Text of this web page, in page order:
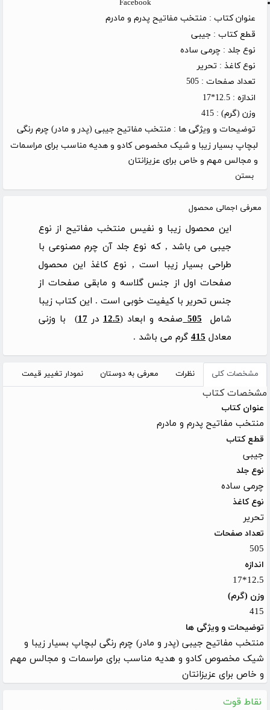
Facebook
عنوان کتاب : منتخب مفاتیح پدرم و مادرم
قطع کتاب : جیبی
نوع جلد : چرمی ساده
نوع کاغذ : تحریر
تعداد صفحات : 505
اندازه : 12.5*17
وزن (گرم) : 415
توضیحات و ویژگی ها : منتخب مفاتیح جیبی (پدر و مادر) چرم رنگی
لبچاپ بسیار زیبا و شیک مخصوص کادو و هدیه مناسب برای مراسمات
و مجالس مهم و خاص برای عزیزانتان
بستن
معرفی اجمالی محصول
این محصول زیبا و نفیس منتخب مفاتیح از نوع
جیبی می باشد , که نوع جلد آن چرم مصنوعی با
طراحی بسیار زیبا است , نوع کاغذ این محصول
صفحات اول از جنس گلاسه و مابقی صفحات از
جنس تحریر با کیفیت خوبی است . این کتاب زیبا
شامل505 صفحه و ابعاد (12.5 در17) با وزنی
معادل 415 گرم می باشد .
مشخصات کلی نظرات معرفی به دوستان نمودار تغییر قیمت
مشخصات کتاب
عنوان کتاب
منتخب مفاتیح پدرم و مادرم
قطع کتاب
جیبی
نوع جلد
چرمی ساده
نوع کاغذ
تحریر
تعداد صفحات
505
اندازه
12.5*17
وزن (گرم)
415
توضیحات و ویژگی ها
منتخب مفاتیح جیبی (پدر و مادر) چرم رنگی لبچاپ بسیار زیبا و
شیک مخصوص کادو و هدیه مناسب برای مراسمات و مجالس مهم
و خاص برای عزیزانتان
نقاط قوت